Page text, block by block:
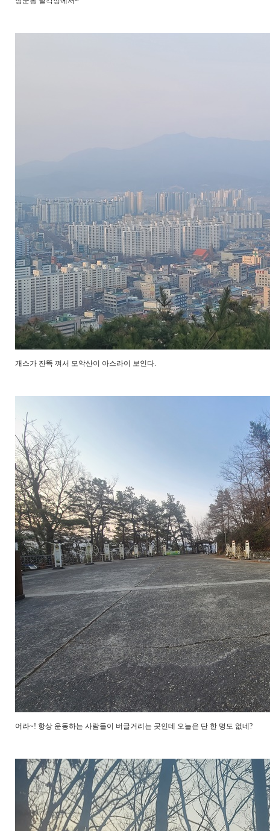
개스가 잔뜩 껴서 모악산이 아스라이 보인다.
어라~! 항상 운동하는 사람들이 버글거리는 곳인데 오늘은 단 한 명도 없네?